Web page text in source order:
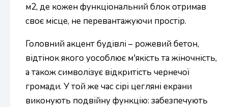
м2, де кожен функціональний блок отримав
своє місце, не перевантажуючи простір.
Головний акцент будівлі – рожевий бетон,
відтінок якого уособлює м'якість та жіночність,
а також символізує відкритість чернечої
громади. У той же час сірі цегляні екрани
виконують подвійну функцію: забезпечують